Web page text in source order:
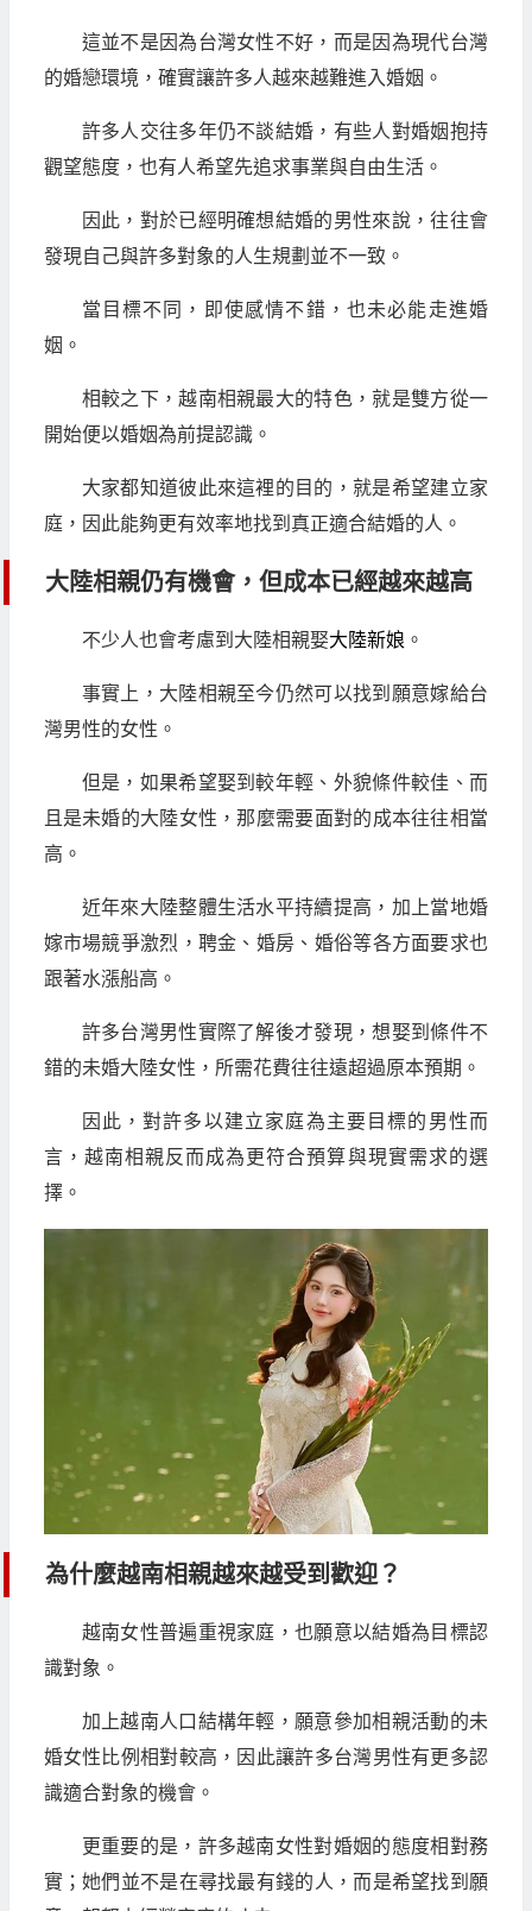
這並不是因為台灣女性不好，而是因為現代台灣
的婚戀環境，確實讓許多人越來越難進入婚姻。
許多人交往多年仍不談結婚，有些人對婚姻抱持
觀望態度，也有人希望先追求事業與自由生活。
因此，對於已經明確想結婚的男性來說，往往會
發現自己與許多對象的人生規劃並不一致。
當目標不同，即使感情不錯，也未必能走進婚
姻。
相較之下，越南相親最大的特色，就是雙方從一
開始便以婚姻為前提認識。
大家都知道彼此來這裡的目的，就是希望建立家
庭，因此能夠更有效率地找到真正適合結婚的人。
大陸相親仍有機會，但成本已經越來越高
不少人也會考慮到大陸相親娶大陸新娘 。
事實上，大陸相親至今仍然可以找到願意嫁給台
灣男性的女性。
但是，如果希望娶到較年輕、外貌條件較佳、而
且是未婚的大陸女性，那麼需要面對的成本往往相當
高。
近年來大陸整體生活水平持續提高，加上當地婚
嫁市場競爭激烈，聘金、婚房、婚俗等各方面要求也
跟著水漲船高。
許多台灣男性實際了解後才發現，想娶到條件不
錯的未婚大陸女性，所需花費往往遠超過原本預期。
因此，對許多以建立家庭為主要目標的男性而
言，越南相親反而成為更符合預算與現實需求的選
擇。
為什麼越南相親越來越受到歡迎？
越南女性普遍重視家庭，也願意以結婚為目標認
識對象。
加上越南人口結構年輕，願意參加相親活動的未
婚女性比例相對較高，因此讓許多台灣男性有更多認
識適合對象的機會。
更重要的是，許多越南女性對婚姻的態度相對務
實；她們並不是在尋找最有錢的人，而是希望找到願